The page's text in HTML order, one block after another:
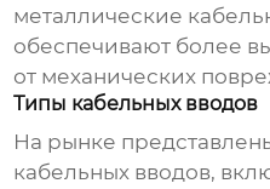
металлические
обеспечивают более
от механических
Типы кабельных вводов
На рынке
кабельных вводов,